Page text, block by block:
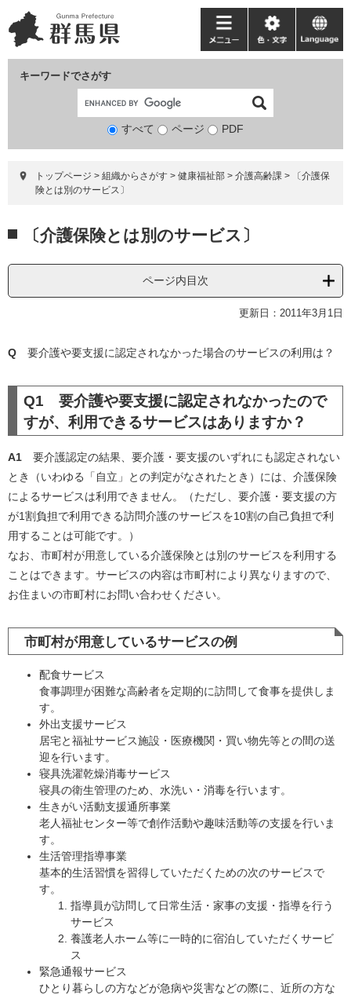
ー
ジ
ニ
ュ
て
キーワードでさがす
検
象
すべて ページ PDF
メ
ニ
ー
色・
文
language
トップページ > 組織からさがす > 健康福祉部 > 介護高齢課 >
〔介護保
険とは別のサービス〕
文
〔介護保険とは別のサービス〕
ページ内目次
更新日：2011年3月1日
Q 要介護や要支援に認定されなかった場合のサービスの利用は？
Q1 要介護や要支援に認定されなかったので
すが、利用できるサービスはありますか？
A1 要介護認定の結果、要介護・要支援のいずれにも認定されない
とき（いわゆる「自立」との判定がなされたとき）には、介護保険
によるサービスは利用できません。（ただし、要介護・要支援の方
が1割負担で利用できる訪問介護のサービスを10割の自己負担で利
用することは可能です。）
なお、市町村が用意している介護保険とは別のサービスを利用する
ことはできます。サービスの内容は市町村により異なりますので、
お住まいの市町村にお問い合わせください。
市町村が用意しているサービスの例
配食サービス
食事調理が困難な高齢者を定期的に訪問して食事を提供しま
す。
外出支援サービス
居宅と福祉サービス施設・医療機関・買い物先等との間の送
迎を行います。
寝具洗濯乾燥消毒サービス
寝具の衛生管理のため、水洗い・消毒を行います。
生きがい活動支援通所事業
老人福祉センター等で創作活動や趣味活動等の支援を行いま
す。
生活管理指導事業
基本的生活習慣を習得していただくための次のサービスで
す。
指導員が訪問して日常生活・家事の支援・指導を行う
サービス
養護老人ホーム等に一時的に宿泊していただくサービ
ス
緊急通報サービス
ひとり暮らしの方などが急病や災害などの際に、近所の方な